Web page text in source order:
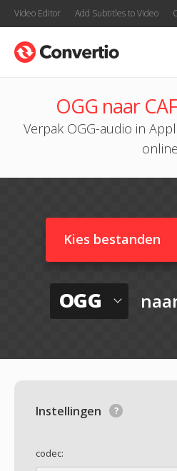
Video Editor Add Subtitles to Video
OGG naar
Verpak OGG-audio in
online
Kies bestanden
OGG
Instellingen
codec: